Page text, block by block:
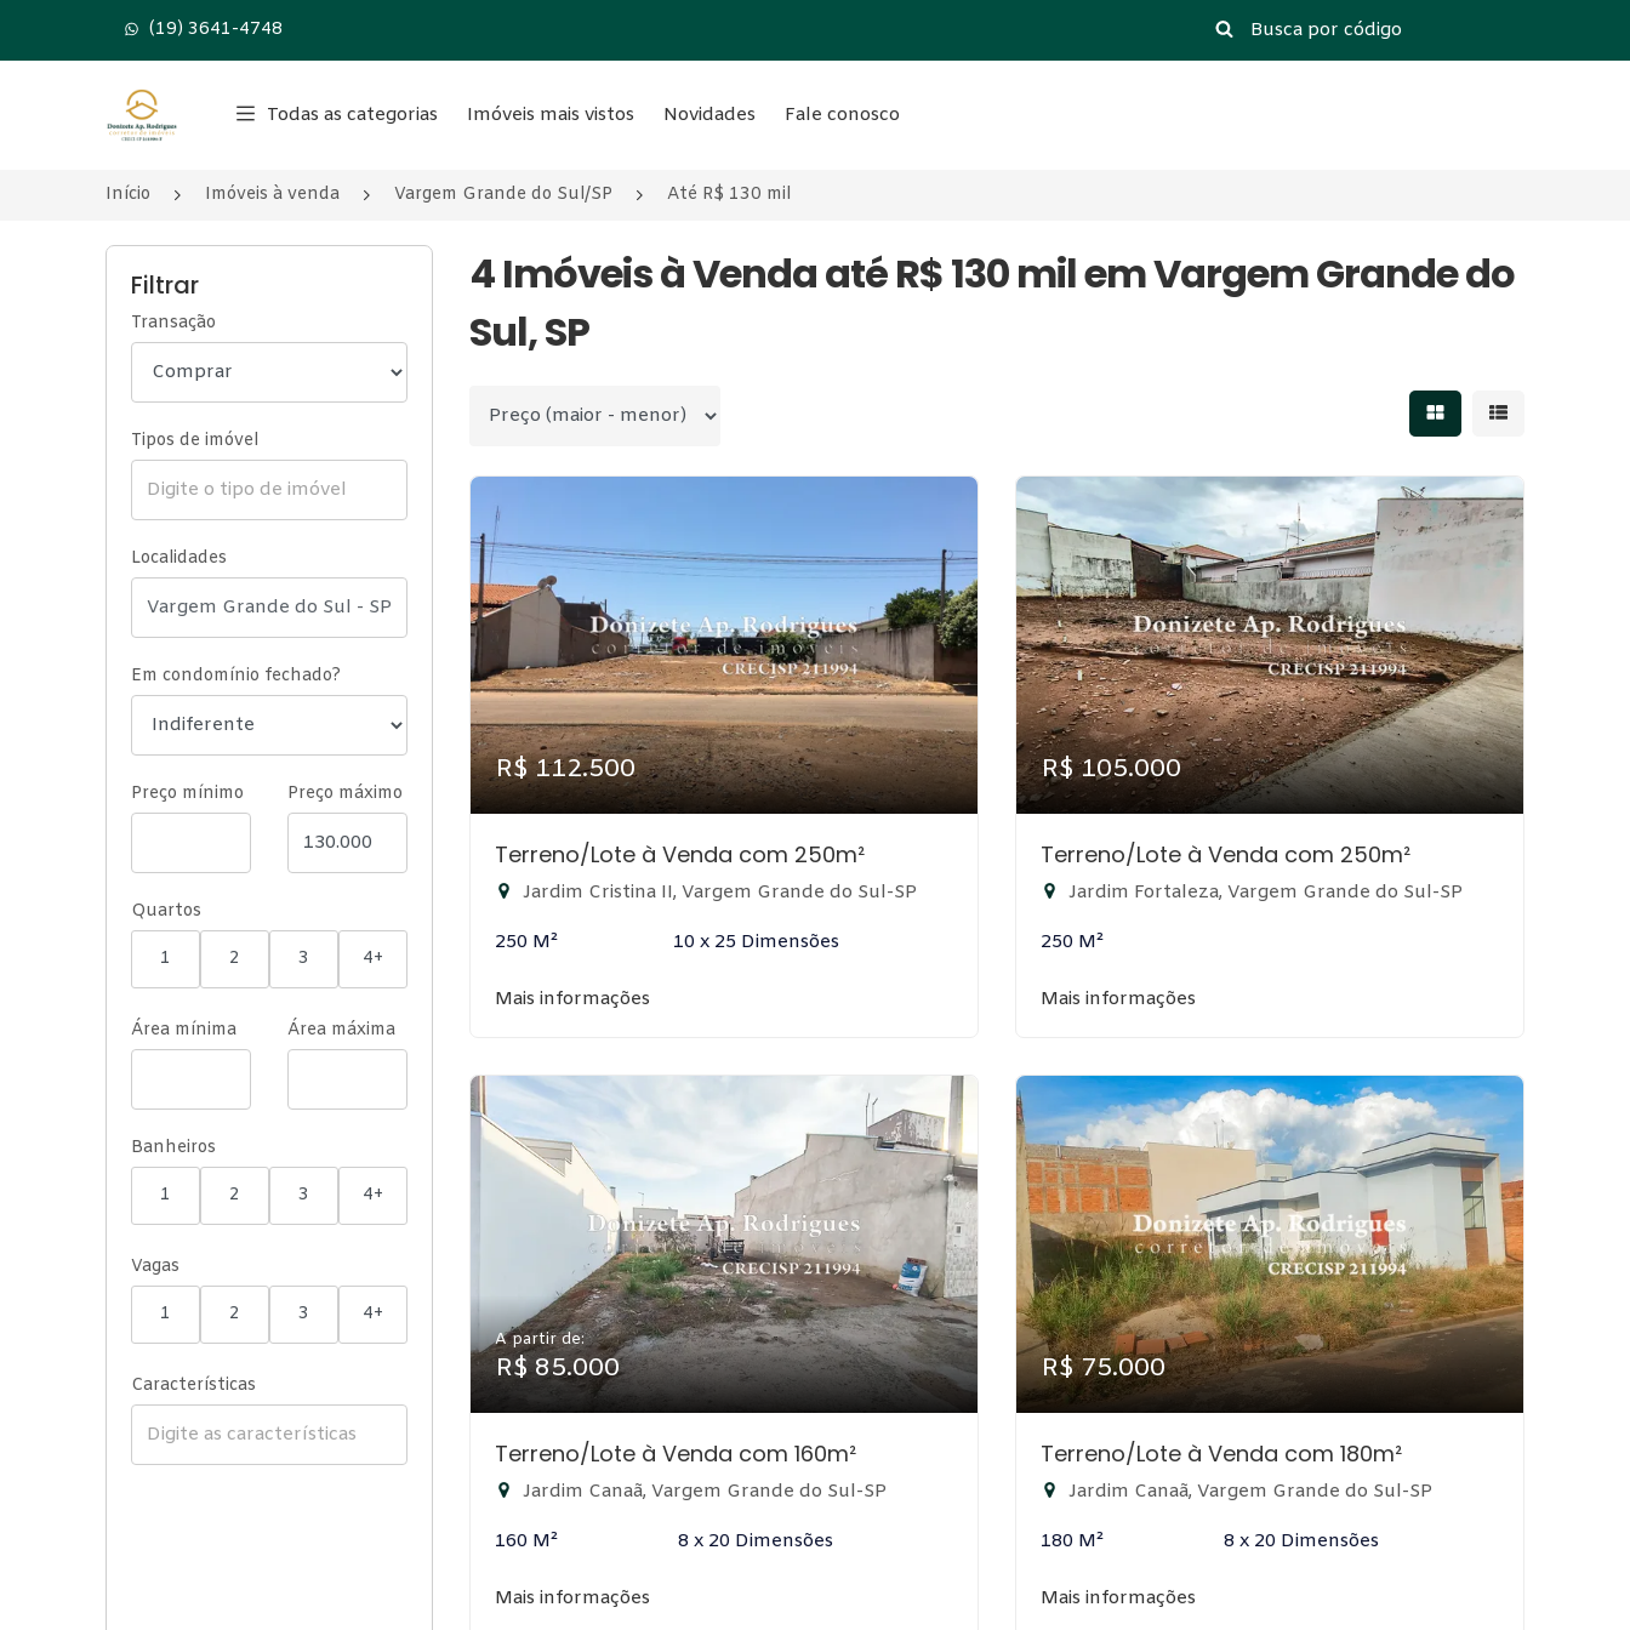
(19) 3641-4748
Página inicial
Todas as categorias Imóveis mais vistos Novidades Fale conosco
Início Imóveis à venda Vargem Grande do Sul/SP Até R$ 130 mil
Filtrar
Transação
Tipos de imóvel
Localidades
Em condomínio fechado?
Preço mínimo Preço máximo
Quartos
1 2 3 4+
Área mínima Área máxima
Banheiros
1 2 3 4+
Vagas
1 2 3 4+
Características
4 Imóveis à Venda até R$ 130 mil em Vargem Grande do
Sul, SP
Ordenar por Mostrar resultados
Mostrar
R$ 112.500
Terreno/Lote à Venda com 250m²
Jardim Cristina II, Vargem Grande do Sul-SP
250 M² 10 x 25 Dimensões
Mais informações
R$ 105.000
Terreno/Lote à Venda com 250m²
Jardim Fortaleza, Vargem Grande do Sul-SP
250 M²
Mais informações
A partir de:
R$ 85.000
Terreno/Lote à Venda com 160m²
Jardim Canaã, Vargem Grande do Sul-SP
160 M² 8 x 20 Dimensões
Mais informações
R$ 75.000
Terreno/Lote à Venda com 180m²
Jardim Canaã, Vargem Grande do Sul-SP
180 M² 8 x 20 Dimensões
Mais informações